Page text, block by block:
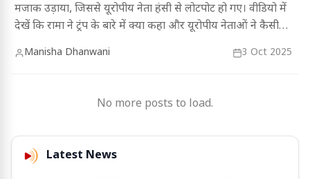
मजाक उड़ाया, जिससे यूरोपीय नेता हंसी से लोटपोट हो गए। वीडियो में
देखें कि रामा ने ट्रंप के बारे में क्या कहा और यूरोपीय नेताओं ने कैसी
Manisha Dhanwani 3 Oct 2025
No more posts to load.
Latest News